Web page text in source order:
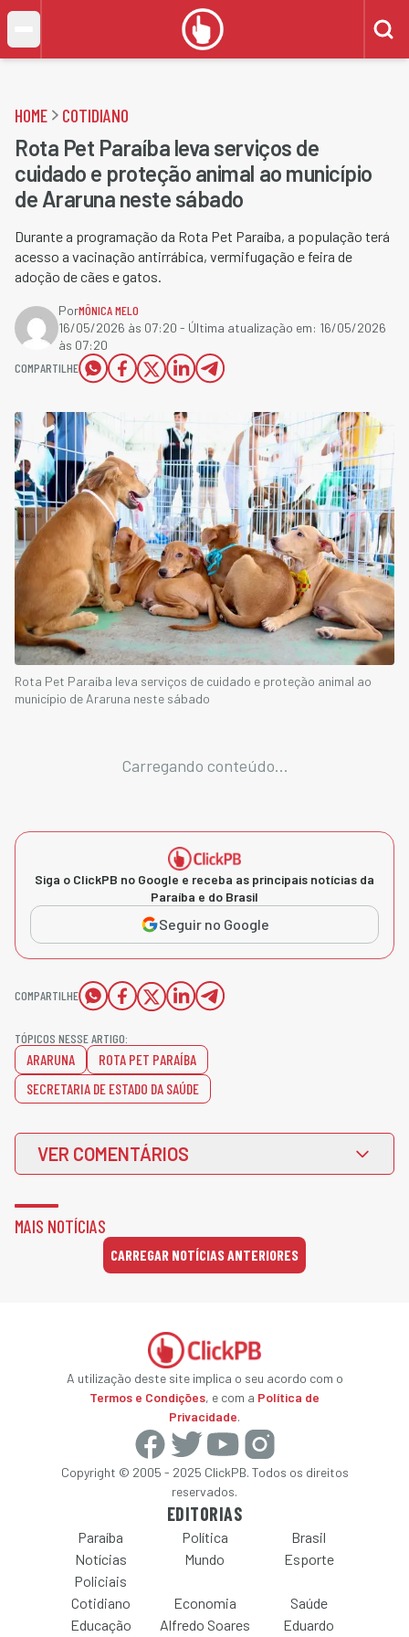
HOME COTIDIANO
Rota Pet Paraíba leva serviços de
cuidado e proteção animal ao município
de Araruna neste sábado
Durante a programação da Rota Pet Paraíba, a população terá
acesso a vacinação antirrábica, vermifugação e feira de
adoção de cães e gatos.
PorMÔNICA MELO
16/05/2026 às 07:20 - Última atualização em: 16/05/2026
às 07:20
COMPARTILHE
Rota Pet Paraíba leva serviços de cuidado e proteção animal ao
município de Araruna neste sábado
Carregando conteúdo...
Siga o ClickPB no Google e receba as principais notícias da
Paraíba e do Brasil
Seguir no Google
COMPARTILHE
TÓPICOS NESSE ARTIGO:
ARARUNA
ROTA PET PARAÍBA
SECRETARIA DE ESTADO DA SAÚDE
VER COMENTÁRIOS
MAIS NOTÍCIAS
CARREGAR NOTÍCIAS ANTERIORES
A utilização deste site implica o seu acordo com o
Termos e Condições, e com a Política de
Privacidade.
Copyright © 2005 - 2025 ClickPB. Todos os direitos
reservados.
EDITORIAS
Paraíba Política
Brasil
Notícias
Policiais
Mundo Esporte
Cotidiano Economia
Saúde
Educação
Alfredo Soares Eduardo